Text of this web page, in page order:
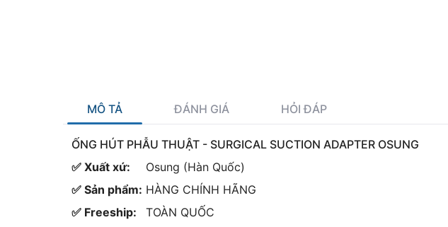
MÔ TẢ ĐÁNH GIÁ HỎI ĐÁP
ỐNG HÚT PHẪU THUẬT - SURGICAL SUCTION ADAPTER OSUNG
✅ Xuất xứ:
Osung (Hàn Quốc)
✅ Sản phẩm: HÀNG CHÍNH HÃNG
✅ Freeship:
TOÀN QUỐC